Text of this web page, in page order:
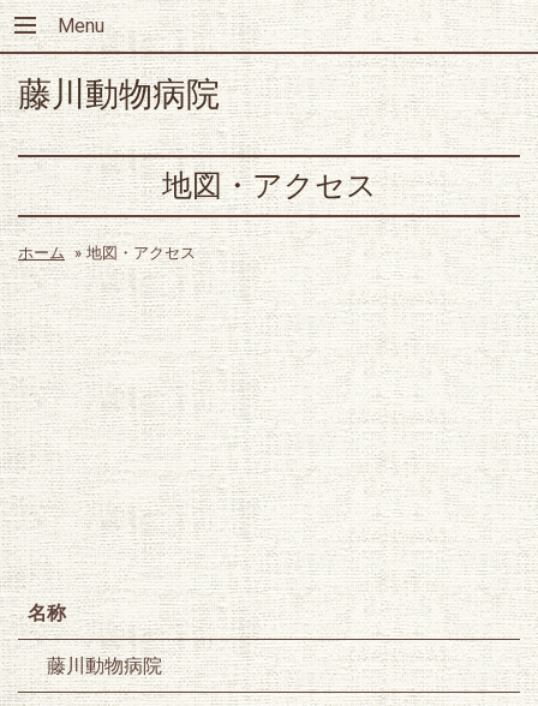
Menu
藤川動物病院
地図・アクセス
ホーム » 地図・アクセス
名称
藤川動物病院